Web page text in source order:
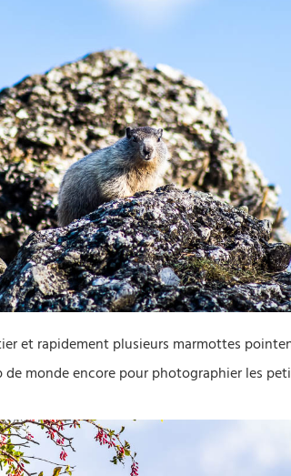
et rapidement plusieurs marmottes
de monde encore pour photographier les